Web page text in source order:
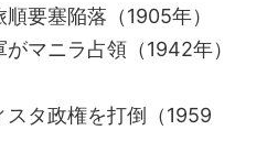
要塞陥落（1905年）
マニラ占領（1942年）
タ政権を打倒（1959